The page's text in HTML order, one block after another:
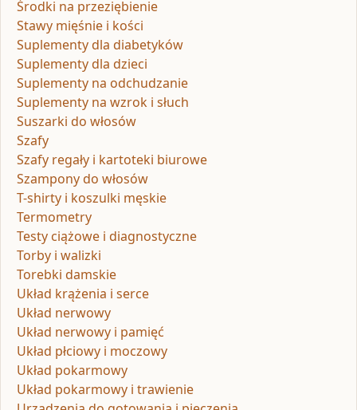
Środki na przeziębienie
Stawy mięśnie i kości
Suplementy dla diabetyków
Suplementy dla dzieci
Suplementy na odchudzanie
Suplementy na wzrok i słuch
Suszarki do włosów
Szafy
Szafy regały i kartoteki biurowe
Szampony do włosów
T-shirty i koszulki męskie
Termometry
Testy ciążowe i diagnostyczne
Torby i walizki
Torebki damskie
Układ krążenia i serce
Układ nerwowy
Układ nerwowy i pamięć
Układ płciowy i moczowy
Układ pokarmowy
Układ pokarmowy i trawienie